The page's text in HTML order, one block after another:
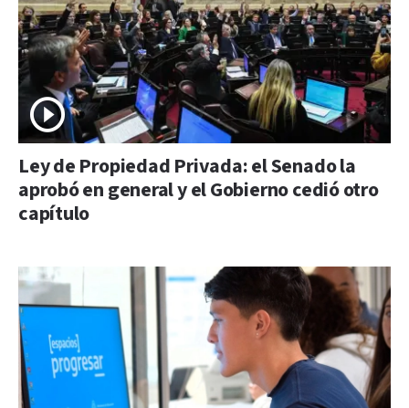
Ley de Propiedad Privada: el Senado la
aprobó en general y el Gobierno cedió otro
capítulo